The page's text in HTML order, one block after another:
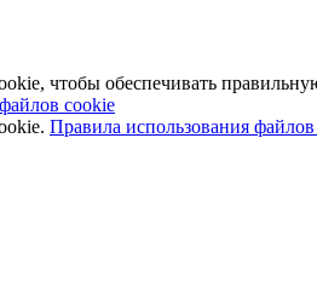
чтобы обеспечивать
cookie
Правила использования